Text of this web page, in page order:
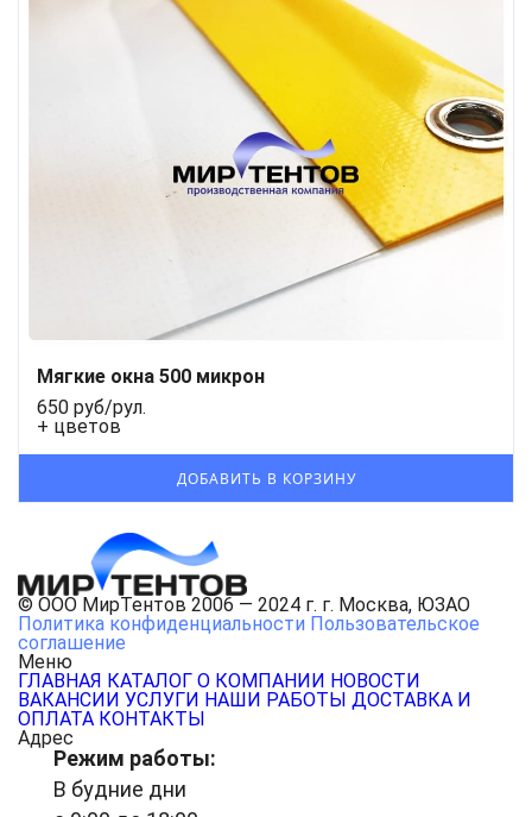
Мягкие окна 500 микрон
650 руб/рул.
+ цветов
© ООО МирТентов 2006 — 2024 г. г. Москва, ЮЗАО
Политика конфиденциальности Пользовательское
соглашение
Меню
ГЛАВНАЯ КАТАЛОГ О КОМПАНИИ НОВОСТИ
ВАКАНСИИ УСЛУГИ НАШИ РАБОТЫ ДОСТАВКА И
ОПЛАТА КОНТАКТЫ
Адрес
Режим работы:
В будние дни